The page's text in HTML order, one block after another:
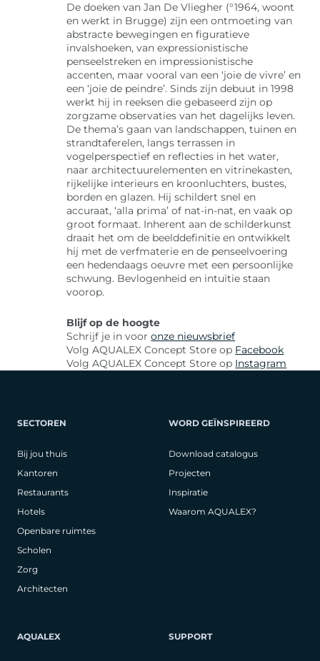
De doeken van Jan De Vliegher (°1964, woont
en werkt in Brugge) zijn een ontmoeting van
abstracte bewegingen en figuratieve
invalshoeken, van expressionistische
penseelstreken en impressionistische
accenten, maar vooral van een ‘joie de vivre’ en
een ‘joie de peindre’. Sinds zijn debuut in 1998
werkt hij in reeksen die gebaseerd zijn op
zorgzame observaties van het dagelijks leven.
De thema’s gaan van landschappen, tuinen en
strandtaferelen, langs terrassen in
vogelperspectief en reflecties in het water,
naar architectuurelementen en vitrinekasten,
rijkelijke interieurs en kroonluchters, bustes,
borden en glazen. Hij schildert snel en
accuraat, ‘alla prima’ of nat-in-nat, en vaak op
groot formaat. Inherent aan de schilderkunst
draait het om de beelddefinitie en ontwikkelt
hij met de verfmaterie en de penseelvoering
een hedendaags oeuvre met een persoonlijke
schwung. Bevlogenheid en intuïtie staan
voorop.
Blijf op de hoogte
Schrijf je in vooronze nieuwsbrief
Volg AQUALEX Concept Store op Facebook
Volg AQUALEX Concept Store op Instagram
SECTOREN
Bij jou thuis
Kantoren
Restaurants
Hotels
Openbare ruimtes
Scholen
Zorg
Architecten
WORD GEÏNSPIREERD
Download catalogus
Projecten
Inspiratie
Waarom AQUALEX?
AQUALEX SUPPORT